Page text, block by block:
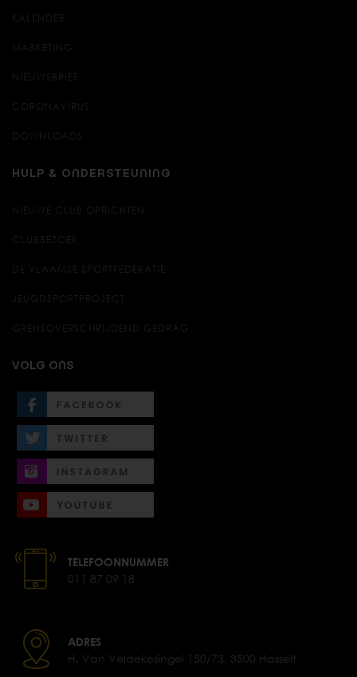
KALENDER
MARKETING
NIEUWSBRIEF
CORONAVIRUS
DOWNLOADS
HULP & ONDERSTEUNING
NIEUWE CLUB OPRICHTEN
CLUBBEZOEK
DE VLAAMSE SPORTFEDERATIE
JEUGDSPORTPROJECT
GRENSOVERSCHRIJDEND GEDRAG
VOLG ONS
TELEFOONNUMMER
011 87 09 18
ADRES
H. Van Veldekesingel 150/73, 3500 Hasselt